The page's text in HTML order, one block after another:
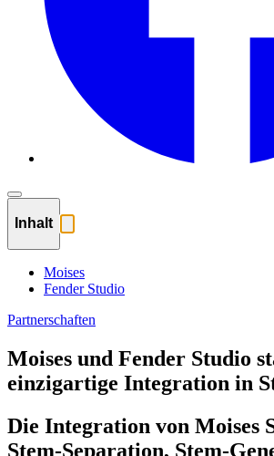
Inhalt
Moises
Fender Studio
Partnerschaften
Moises und Fender Studio
einzigartige Integration in
Die Integration von Moises
Stem-Separation, Stem-